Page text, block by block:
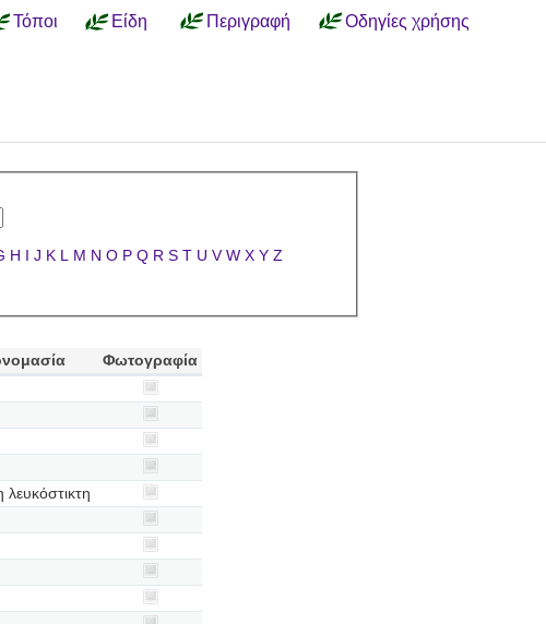
Τόποι Είδη Περιγραφή Οδηγίες χρήσης
H I J K L M N O P Q R S T U V W X Y Z
Φωτογραφία
λευκόστικτη